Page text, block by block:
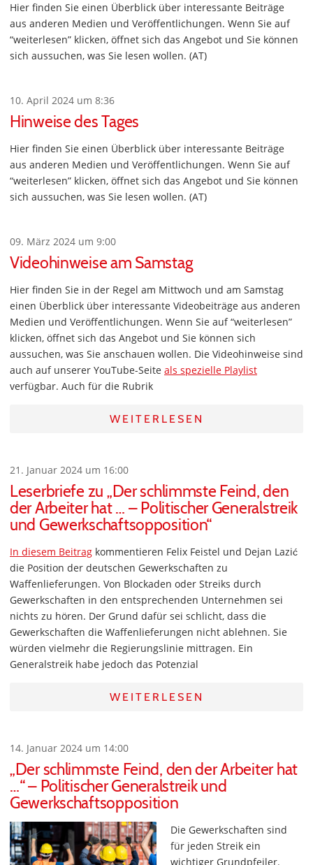
Hier finden Sie einen Überblick über interessante Beiträge
aus anderen Medien und Veröffentlichungen. Wenn Sie auf
“weiterlesen” klicken, öffnet sich das Angebot und Sie können
sich aussuchen, was Sie lesen wollen. (AT)
10. April 2024 um 8:36
Hinweise des Tages
Hier finden Sie einen Überblick über interessante Beiträge
aus anderen Medien und Veröffentlichungen. Wenn Sie auf
“weiterlesen” klicken, öffnet sich das Angebot und Sie können
sich aussuchen, was Sie lesen wollen. (AT)
09. März 2024 um 9:00
Videohinweise am Samstag
Hier finden Sie in der Regel am Mittwoch und am Samstag
einen Überblick über interessante Videobeiträge aus anderen
Medien und Veröffentlichungen. Wenn Sie auf “weiterlesen”
klicken, öffnet sich das Angebot und Sie können sich
aussuchen, was Sie anschauen wollen. Die Videohinweise sind
auch auf unserer YouTube-Seite als spezielle Playlist
verfügbar. Auch für die Rubrik
WEITERLESEN
21. Januar 2024 um 16:00
Leserbriefe zu „Der schlimmste Feind, den
der Arbeiter hat … – Politischer Generalstreik
und Gewerkschaftsopposition“
In diesem Beitrag kommentieren Felix Feistel und Dejan Lazić
die Position der deutschen Gewerkschaften zu
Waffenlieferungen. Von Blockaden oder Streiks durch
Gewerkschaften in den entsprechenden Unternehmen sei
nichts zu hören. Der Grund dafür sei schlicht, dass die
Gewerkschaften die Waffenlieferungen nicht ablehnen. Sie
würden vielmehr die Regierungslinie mittragen. Ein
Generalstreik habe jedoch das Potenzial
WEITERLESEN
14. Januar 2024 um 14:00
„Der schlimmste Feind, den der Arbeiter hat
…“ – Politischer Generalstreik und
Gewerkschaftsopposition
Die Gewerkschaften sind
für jeden Streik ein
wichtiger Grundpfeiler.